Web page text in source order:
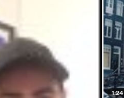
1:24